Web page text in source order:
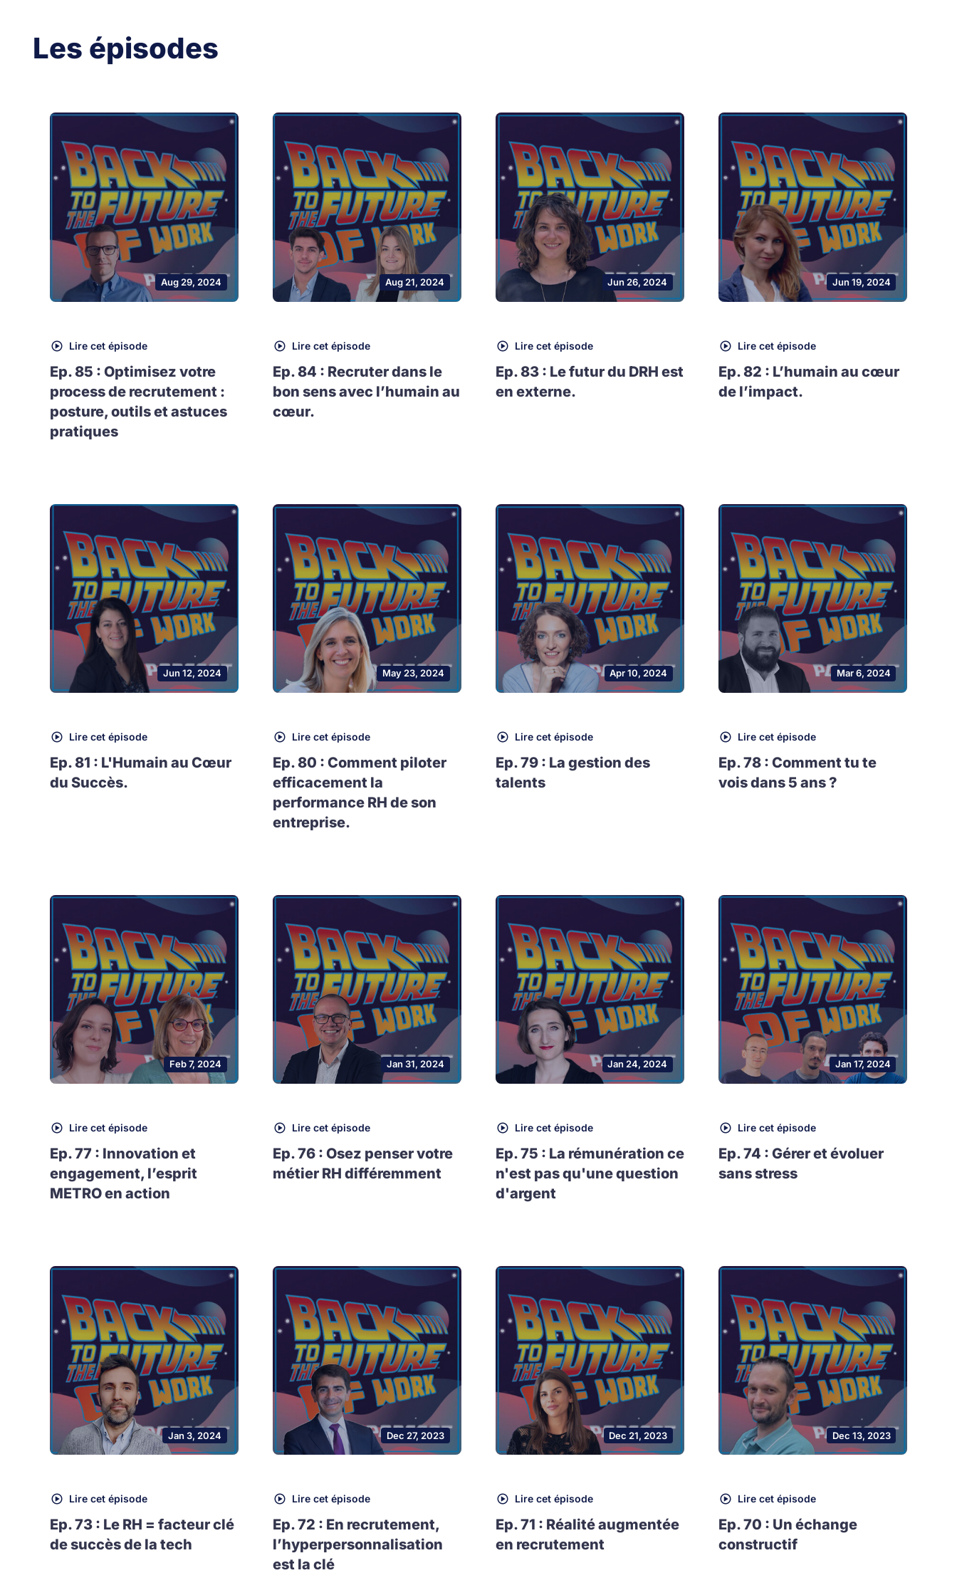
Les épisodes
Aug 29, 2024
Lire cet épisode
Ep. 85 : Optimisez votre
process de recrutement :
posture, outils et astuces
pratiques
Aug 21, 2024
Lire cet épisode
Ep. 84 : Recruter dans le
bon sens avec l’humain au
cœur.
Jun 26, 2024
Lire cet épisode
Ep. 83 : Le futur du DRH est
en externe.
Jun 19, 2024
Lire cet épisode
Ep. 82 : L’humain au cœur
de l’impact.
Jun 12, 2024
Lire cet épisode
Ep. 81 : L'Humain au Cœur
du Succès.
May 23, 2024
Lire cet épisode
Ep. 80 : Comment piloter
efficacement la
performance RH de son
entreprise.
Apr 10, 2024
Lire cet épisode
Ep. 79 : La gestion des
talents
Mar 6, 2024
Lire cet épisode
Ep. 78 : Comment tu te
vois dans 5 ans ?
Feb 7, 2024
Lire cet épisode
Ep. 77 : Innovation et
engagement, l’esprit
METRO en action
Jan 31, 2024
Lire cet épisode
Ep. 76 : Osez penser votre
métier RH différemment
Jan 24, 2024
Lire cet épisode
Ep. 75 : La rémunération ce
n'est pas qu'une question
d'argent
Jan 17, 2024
Lire cet épisode
Ep. 74 : Gérer et évoluer
sans stress
Jan 3, 2024
Lire cet épisode
Ep. 73 : Le RH = facteur clé
de succès de la tech
Dec 27, 2023
Lire cet épisode
Ep. 72 : En recrutement,
l’hyperpersonnalisation
est la clé
Dec 21, 2023
Lire cet épisode
Ep. 71 : Réalité augmentée
en recrutement
Dec 13, 2023
Lire cet épisode
Ep. 70 : Un échange
constructif